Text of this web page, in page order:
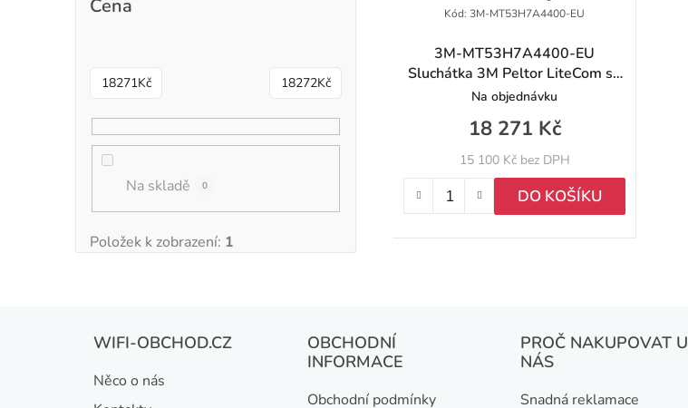
Cena
18271Kč 18272Kč
Na skladě 0
Položek k zobrazení: 1
o
t
3M-MT53H7A4400-EU
Sluchátka 3M Peltor LiteCom se
zabudovaným PMR
Na objednávku
15 100 Kč bez DPH
18 271 Kč
DO KOŠÍKU
Kód: 3M-MT53H7A4400-EU
WIFI-OBCHOD.CZ
Něco o nás
OBCHODNÍ
INFORMACE
Obchodní podmínky
PROČ NAKUPOVAT U
NÁS
Snadná reklamace